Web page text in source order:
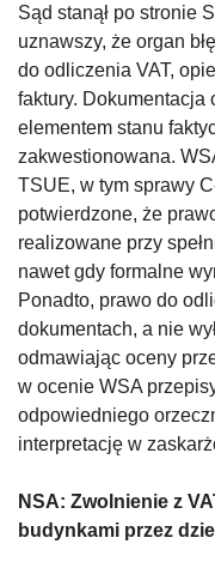
Sąd stanął po stronie
uznawszy, że organ
do odliczenia VAT,
faktury. Dokumentacja
elementem stanu
zakwestionowana.
TSUE, w tym sprawy
potwierdzone, że
realizowane przy
nawet gdy formalne
Ponadto, prawo do
dokumentach, a nie
odmawiając oceny
w ocenie WSA
odpowiedniego
interpretację w
NSA: Zwolnienie z
budynkami przez